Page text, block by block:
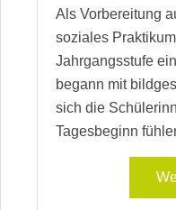
Als Vorbereitung
soziales
Jahrgangsstufe
begann mit
sich die
Tagesbeginn